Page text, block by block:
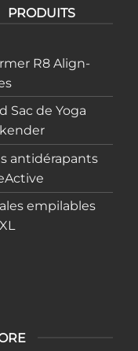
PRODUITS
R8 Align-
Sac de Yoga
antidérapants
empilables